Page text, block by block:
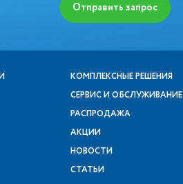
Отправить запрос
КОМПЛЕКСНЫЕ РЕШЕНИЯ
СЕРВИС И ОБСЛУЖИВАНИЕ
РАСПРОДАЖА
АКЦИИ
НОВОСТИ
СТАТЬИ